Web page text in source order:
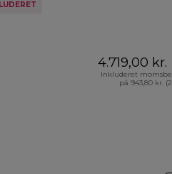
4.719,00 kr.
Inkluderet
på 943,80 kr.